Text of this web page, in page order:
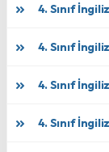
4. Sınıf
4. Sınıf
4. Sınıf
4. Sınıf